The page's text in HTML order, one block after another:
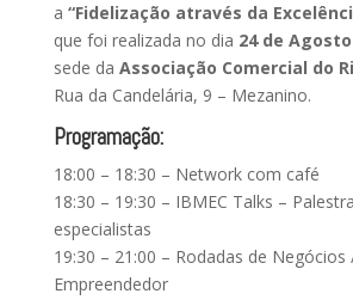
a “Fidelização através da
que foi realizada no dia 24 de
sede da Associação Comercial do
Rua da Candelária, 9 – Mezanino.
Programação:
18:00 – 18:30 – Network com café
18:30 – 19:30 – IBMEC Talks –
especialistas
19:30 – 21:00 – Rodadas de Negócios
Empreendedor